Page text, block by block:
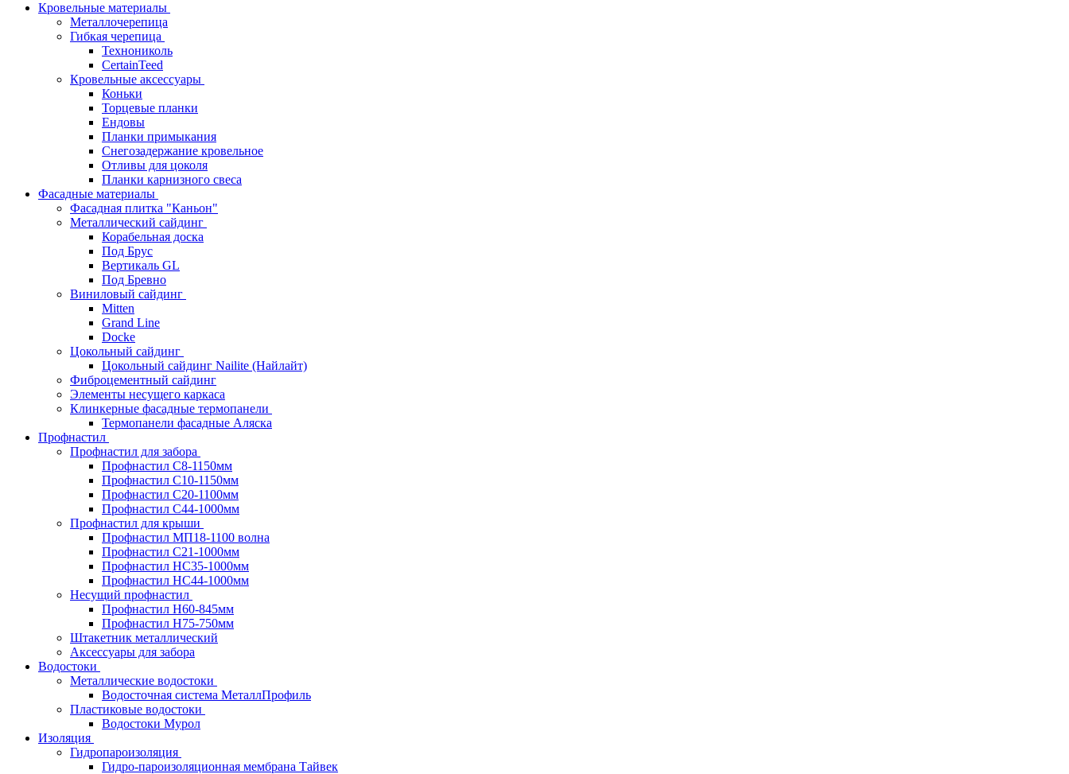
Кровельные материалы
Металлочерепица
Гибкая черепица
Технониколь
CertainTeed
Кровельные аксессуары
Коньки
Торцевые планки
Ендовы
Планки примыкания
Снегозадержание кровельное
Отливы для цоколя
Планки карнизного свеса
Фасадные материалы
Фасадная плитка "Каньон"
Металлический сайдинг
Корабельная доска
Под Брус
Вертикаль GL
Под Бревно
Виниловый сайдинг
Mitten
Grand Line
Docke
Цокольный сайдинг
Цокольный сайдинг Nailite (Найлайт)
Фиброцементный сайдинг
Элементы несущего каркаса
Клинкерные фасадные термопанели
Термопанели фасадные Аляска
Профнастил
Профнастил для забора
Профнастил С8-1150мм
Профнастил С10-1150мм
Профнастил С20-1100мм
Профнастил С44-1000мм
Профнастил для крыши
Профнастил МП18-1100 волна
Профнастил С21-1000мм
Профнастил HC35-1000мм
Профнастил НС44-1000мм
Несущий профнастил
Профнастил Н60-845мм
Профнастил H75-750мм
Штакетник металлический
Аксессуары для забора
Водостоки
Металлические водостоки
Водосточная система МеталлПрофиль
Пластиковые водостоки
Водостоки Мурол
Изоляция
Гидропароизоляция
Гидро-пароизоляционная мембрана Тайвек